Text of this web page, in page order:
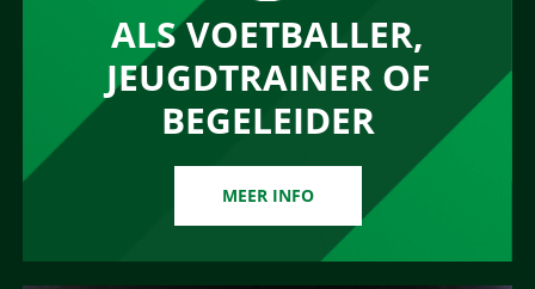
ALS VOETBALLER,
JEUGDTRAINER OF
BEGELEIDER
MEER INFO